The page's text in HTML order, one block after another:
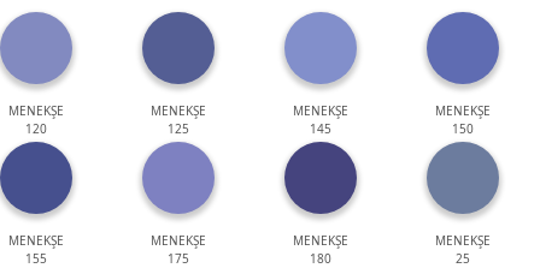
MENEKŞE
120
MENEKŞE
125
MENEKŞE
145
MENEKŞE
150
MENEKŞE
155
MENEKŞE
175
MENEKŞE
180
MENEKŞE
25